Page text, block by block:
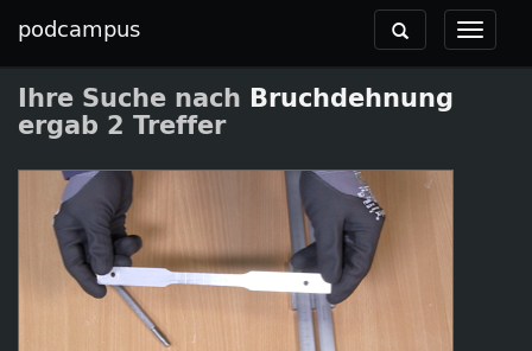
podcampus
Toggle
Toggle
navigation
Ihre Suche nach Bruchdehnung
ergab 2 Treffer